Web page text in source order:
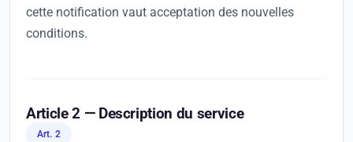
cette notification vaut acceptation des nouvelles
conditions.
Article 2 — Description du service
Art. 2